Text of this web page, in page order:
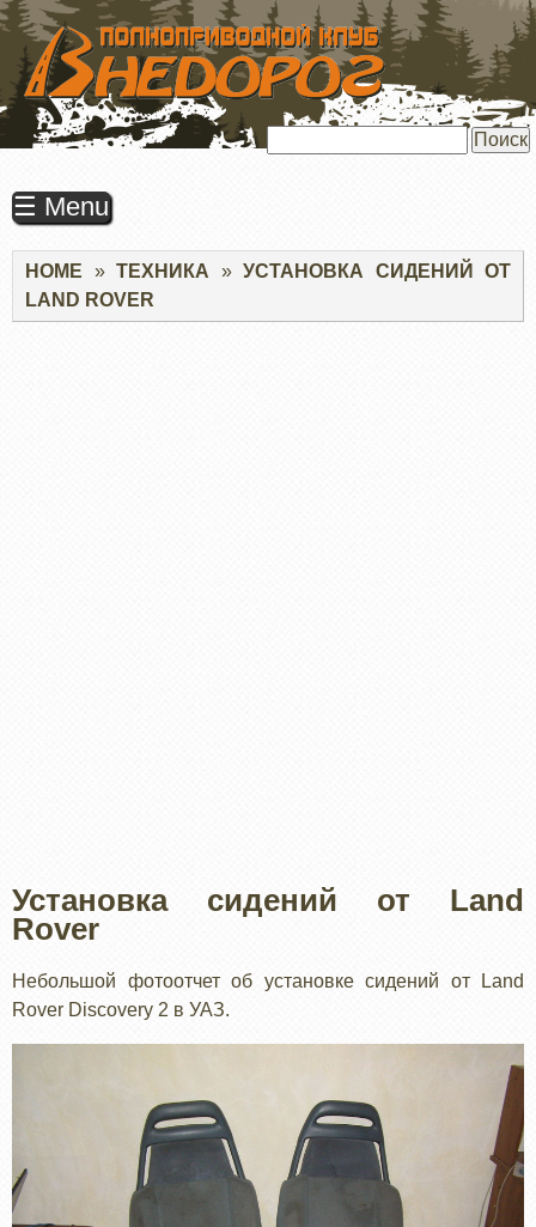
ПЕРЕЙТИ
ОСНОВНОМУ
СОДЕРЖАНИЮ
☰ Menu
Строка
навигации
HOME ТЕХНИКА
УСТАНОВКА СИДЕНИЙ ОТ
LAND ROVER
Установка сидений от Land
Rover
Небольшой фотоотчет об установке сидений от Land
Rover Discovery 2 в УАЗ.